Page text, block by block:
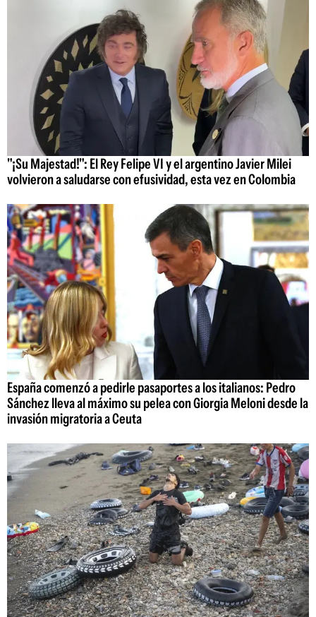
"¡Su Majestad!": El Rey Felipe VI y el argentino Javier Milei
volvieron a saludarse con efusividad, esta vez en Colombia
España comenzó a pedirle pasaportes a los italianos: Pedro
Sánchez lleva al máximo su pelea con Giorgia Meloni desde la
invasión migratoria a Ceuta